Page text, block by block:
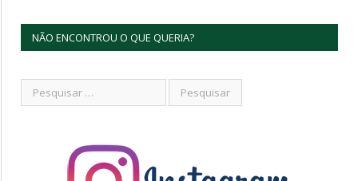
NÃO ENCONTROU O QUE QUERIA?